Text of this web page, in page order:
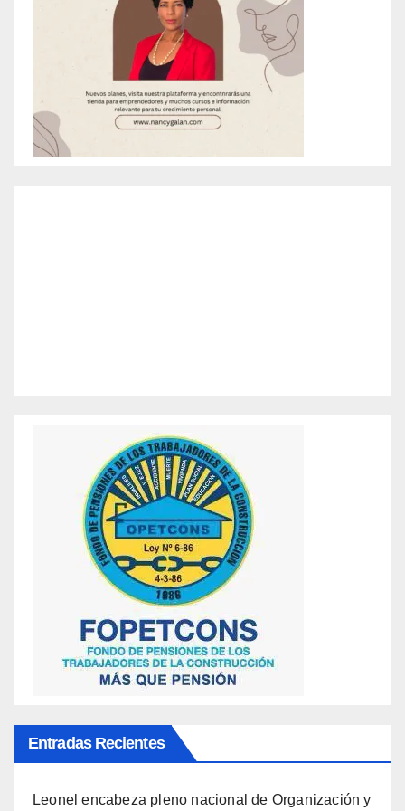
Entradas Recientes
Leonel encabeza pleno nacional de Organización y